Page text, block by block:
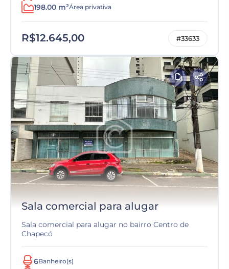
198.00 m²Área privativa
R$12.645,00 #33633
Sala comercial para alugar
Sala comercial para alugar no bairro Centro de
Chapecó
6Banheiro(s)